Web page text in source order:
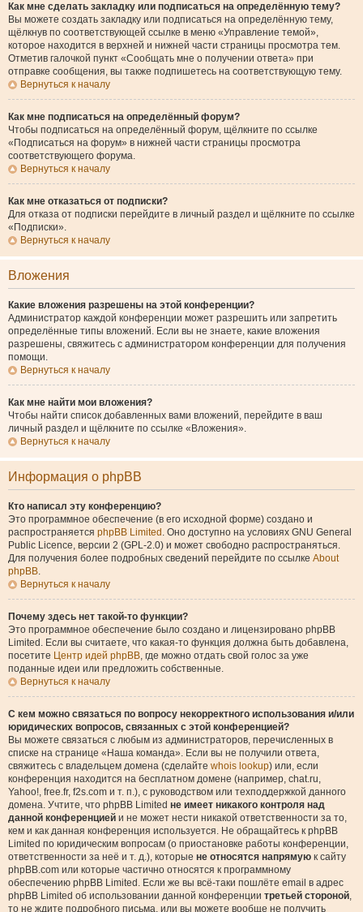
Как мне сделать закладку или подписаться на определённую тему?
Вы можете создать закладку или подписаться на определённую тему,
щёлкнув по соответствующей ссылке в меню «Управление темой»,
которое находится в верхней и нижней части страницы просмотра тем.
Отметив галочкой пункт «Сообщать мне о получении ответа» при
отправке сообщения, вы также подпишетесь на соответствующую тему.
Вернуться к началу
Как мне подписаться на определённый форум?
Чтобы подписаться на определённый форум, щёлкните по ссылке
«Подписаться на форум» в нижней части страницы просмотра
соответствующего форума.
Вернуться к началу
Как мне отказаться от подписки?
Для отказа от подписки перейдите в личный раздел и щёлкните по ссылке
«Подписки».
Вернуться к началу
Вложения
Какие вложения разрешены на этой конференции?
Администратор каждой конференции может разрешить или запретить
определённые типы вложений. Если вы не знаете, какие вложения
разрешены, свяжитесь с администратором конференции для получения
помощи.
Вернуться к началу
Как мне найти мои вложения?
Чтобы найти список добавленных вами вложений, перейдите в ваш
личный раздел и щёлкните по ссылке «Вложения».
Вернуться к началу
Информация о phpBB
Кто написал эту конференцию?
Это программное обеспечение (в его исходной форме) создано и
распространяется phpBB Limited . Оно доступно на условиях GNU General
Public Licence, версии 2 (GPL-2.0) и может свободно распространяться.
Для получения более подробных сведений перейдите по ссылке About
phpBB.
Вернуться к началу
Почему здесь нет такой-то функции?
Это программное обеспечение было создано и лицензировано phpBB
Limited. Если вы считаете, что какая-то функция должна быть добавлена,
посетите Центр идей phpBB, где можно отдать свой голос за уже
поданные идеи или предложить собственные.
Вернуться к началу
С кем можно связаться по вопросу некорректного использования и/или
юридических вопросов, связанных с этой конференцией?
Вы можете связаться с любым из администраторов, перечисленных в
списке на странице «Наша команда». Если вы не получили ответа,
свяжитесь с владельцем домена (сделайте whois lookup) или, если
конференция находится на бесплатном домене (например, chat.ru,
Yahoo!, free.fr, f2s.com и т. п.), с руководством или техподдержкой данного
домена. Учтите, что phpBB Limited не имеет никакого контроля над
данной конференцией и не может нести никакой ответственности за то,
кем и как данная конференция используется. Не обращайтесь к phpBB
Limited по юридическим вопросам (о приостановке работы конференции,
ответственности за неё и т. д.), которые не относятся напрямую к сайту
phpBB.com или которые частично относятся к программному
обеспечению phpBB Limited. Если же вы всё-таки пошлёте email в адрес
phpBB Limited об использовании данной конференции третьей стороной,
то не ждите подробного письма, или вы можете вообще не получить